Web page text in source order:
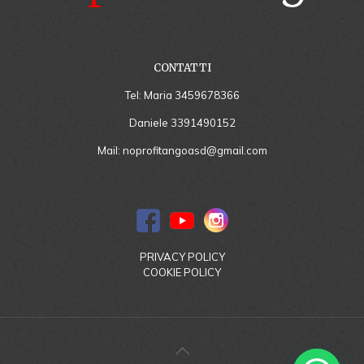
CONTATTI
Tel: Maria 3459678366
Daniele 3391490152
Mail: noprofitangoasd@gmail.com
PRIVACY POLICY
COOKIE POLICY